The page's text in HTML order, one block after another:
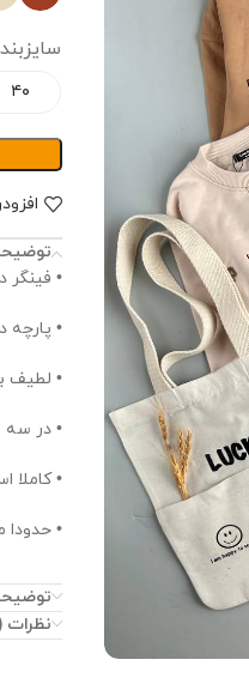
۴۰
• فینگر
•
• لطیف
• در
• کاملا
• حدودا مناسب ۲
نظرات